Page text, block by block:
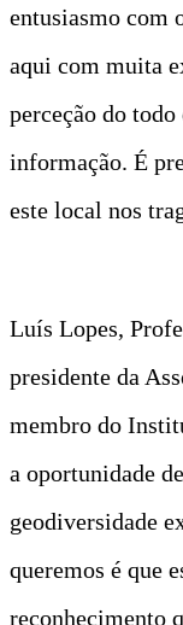
entusiasmo com
aqui com muita
perceção do
informação. É
este local nos
Luís Lopes,
presidente da
membro do
a oportunidade
geodiversidade
queremos é que
reconhecimento